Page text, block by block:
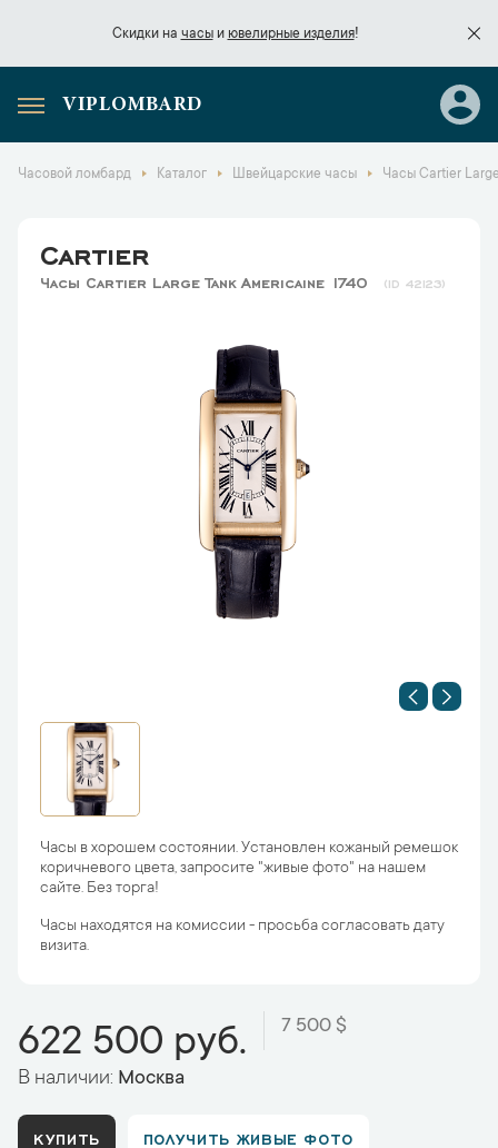
Скидки на часыи ювелирные изделия!
Скидки начасы
VIPLOMBARD
Часовой ломбард Каталог Швейцарские часы Часы Cartier
Cartier
Часы Cartier Large Tank Americaine 1740 42123
Часы в хорошем состоянии. Установлен кожаный ремешок
коричневого цвета, запросите "живые фото" на нашем
сайте. Без торга!
Часы находятся на комиссии - просьба согласовать дату
визита.
622 500 руб. 7 500 $
В наличии: Москва
КУПИТЬ ПОЛУЧИТЬ ЖИВЫЕ ФОТО